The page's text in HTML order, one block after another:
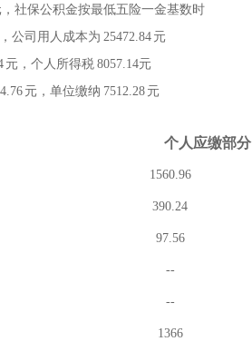
社保公积金按最低五险一金基数时
公司用人成本为 25472.84元
元，个人所得税 8057.14元
元，单位缴纳 7512.28元
个人应缴部分
1560.96
390.24
97.56
--
--
1366